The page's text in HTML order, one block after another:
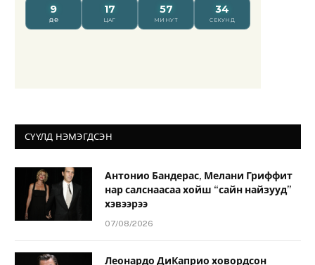
СҮҮЛД НЭМЭГДСЭН
Антонио Бандерас, Мелани Гриффит
нар салснаасаа хойш “сайн найзууд”
хэвээрээ
07/08/2026
Леонардо ДиКаприо ховордсон